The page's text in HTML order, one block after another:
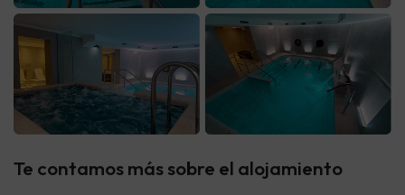
Te contamos más sobre el alojamiento